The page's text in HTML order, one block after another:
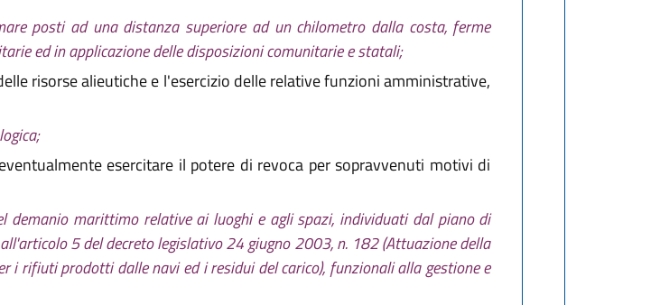
posti ad una distanza superiore ad un chilometro dalla costa, ferme
ed in applicazione delle disposizioni comunitarie e statali;
risorse alieutiche e l'esercizio delle relative funzioni amministrative,
esercitare il potere di revoca per sopravvenuti motivi di
demanio marittimo relative ai luoghi e agli spazi, individuati dal piano di
5 del decreto legislativo 24 giugno 2003, n. 182 (Attuazione della
rifiuti prodotti dalle navi ed i residui del carico), funzionali alla gestione e